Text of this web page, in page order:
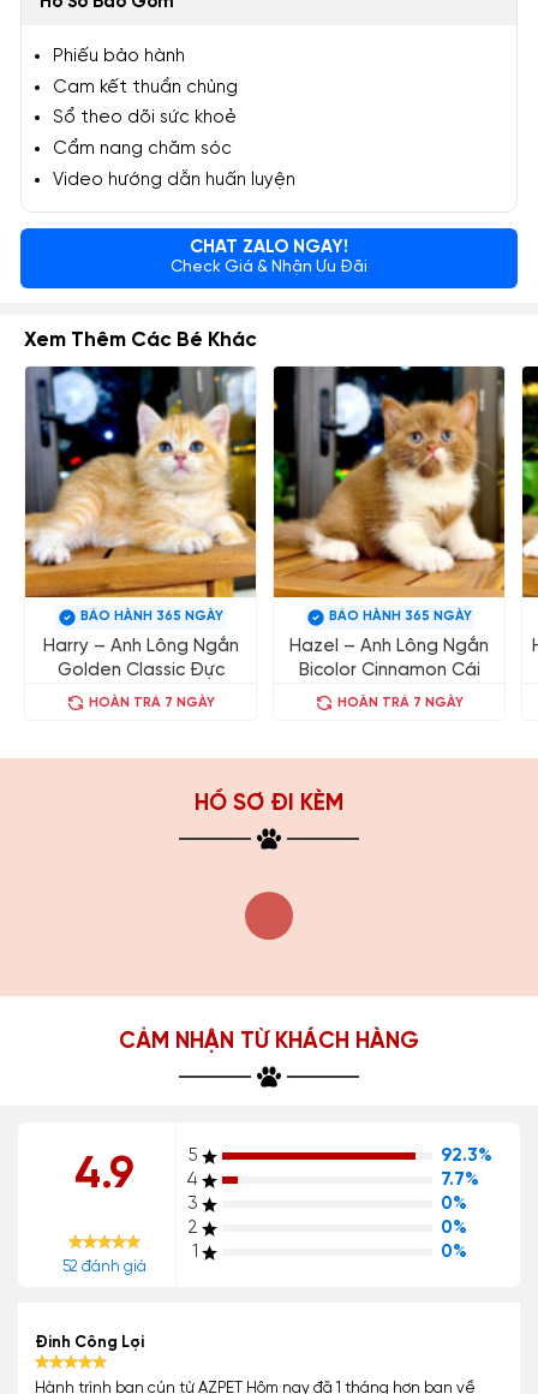
Phiếu bảo hành
Cam kết thuần chủng
Sổ theo dõi sức khoẻ
Cẩm nang chăm sóc
Video hướng dẫn huấn luyện
CHAT ZALO NGAY!
Check Giá & Nhận Ưu Đãi
Xem Thêm Các Bé Khác
BẢO HÀNH 365 NGÀY
Harry – Anh Lông Ngắn
Golden Classic Đực
HOÀN TRẢ 7 NGÀY
BẢO HÀNH 365 NGÀY
Hazel – Anh Lông Ngắn
Bicolor Cinnamon Cái
HOÀN TRẢ 7 NGÀY
HỒ SƠ ĐI KÈM
CẢM NHẬN TỪ KHÁCH HÀNG
4.9
52 đánh giá
5
92.3%
4
7.7%
3
0%
2
0%
1
0%
Đinh Công Lợi
Hành trình bạn cún từ AZPET Hôm nay đã 1 tháng hơn bạn về